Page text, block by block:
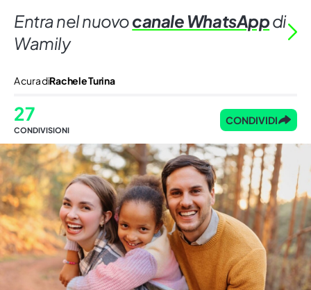
Entra nel nuovocanale WhatsAppdi
Wamily
A cura diRachele Turina
27
CONDIVISIONI
CONDIVIDI